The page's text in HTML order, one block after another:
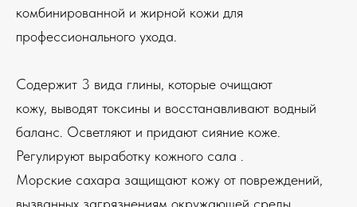
комбинированной и жирной кожи для
профессионального ухода.
Содержит 3 вида глины, которые очищают
кожу, выводят токсины и восстанавливают водный
баланс. Осветляют и придают сияние коже.
Регулируют выработку кожного сала .
Морские сахара защищают кожу от повреждений,
вызванных загрязнениям окружающей среды.